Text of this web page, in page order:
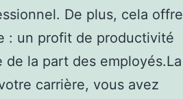
De plus, cela offre
: un profit de productivité
la part des employés.La
carrière, vous avez